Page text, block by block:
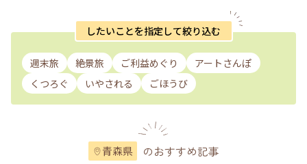
したいことを指定して絞り込む
週末旅 絶景旅 ご利益めぐり
アートさんぽ
くつろぐ
いやされる ごほうび
青森県 のおすすめ記事